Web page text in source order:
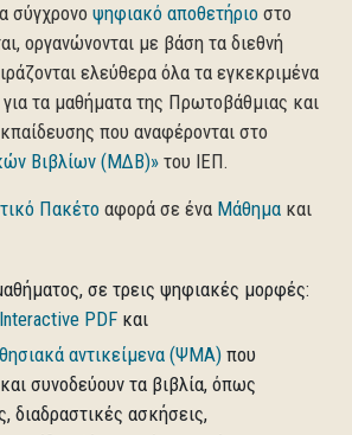
σύγχρονοψηφιακό αποθετήριο στο
οργανώνονται με βάση τα διεθνή
ελεύθερα όλα τα εγκεκριμένα
για τα μαθήματα της Πρωτοβάθμιας και
που αναφέρονται στο
Βιβλίων (ΜΔΒ)» του ΙΕΠ.
Πακέτοαφορά σε ένα Μάθημακαι
σε τρεις ψηφιακές μορφές:
PDFκαι
αντικείμενα (ΨΜΑ)που
συνοδεύουν τα βιβλία, όπως
διαδραστικές ασκήσεις,